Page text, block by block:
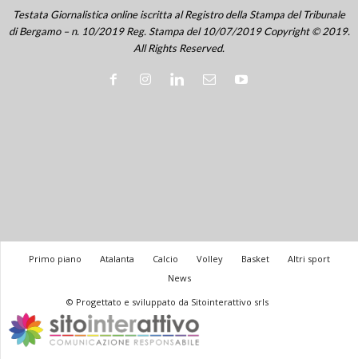
Testata Giornalistica online iscritta al Registro della Stampa del Tribunale
di Bergamo – n. 10/2019 Reg. Stampa del 10/07/2019 Copyright © 2019.
All Rights Reserved.
Primo piano Atalanta Calcio Volley Basket
Altri sport
News
© Progettato e sviluppato da Sitointerattivo srls